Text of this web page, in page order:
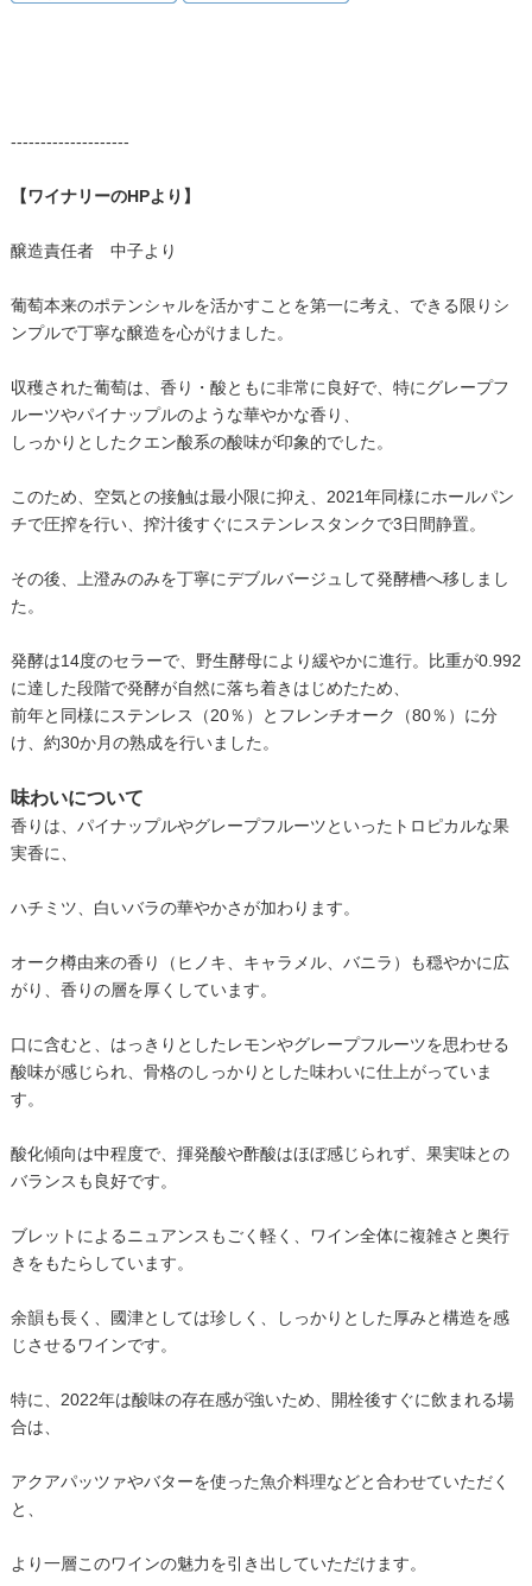
--------------------
【ワイナリーのHPより】
醸造責任者 中子より
葡萄本来のポテンシャルを活かすことを第一に考え、できる限りシ
ンプルで丁寧な醸造を心がけました。
収穫された葡萄は、香り・酸ともに非常に良好で、特にグレープフ
ルーツやパイナップルのような華やかな香り、
しっかりとしたクエン酸系の酸味が印象的でした。
このため、空気との接触は最小限に抑え、2021年同様にホールパン
チで圧搾を行い、搾汁後すぐにステンレスタンクで3日間静置。
その後、上澄みのみを丁寧にデブルバージュして発酵槽へ移しまし
た。
発酵は14度のセラーで、野生酵母により緩やかに進行。比重が0.992
に達した段階で発酵が自然に落ち着きはじめたため、
前年と同様にステンレス（20％）とフレンチオーク（80％）に分
け、約30か月の熟成を行いました。
味わいについて
​ 香りは、パイナップルやグレープフルーツといったトロピカルな果
実香に、
ハチミツ、白いバラの華やかさが加わります。
オーク樽由来の香り（ヒノキ、キャラメル、バニラ）も穏やかに広
がり、香りの層を厚くしています。
​ 口に含むと、はっきりとしたレモンやグレープフルーツを思わせる
酸味が感じられ、骨格のしっかりとした味わいに仕上がっていま
す。
酸化傾向は中程度で、揮発酸や酢酸はほぼ感じられず、果実味との
バランスも良好です。
ブレットによるニュアンスもごく軽く、ワイン全体に複雑さと奥行
きをもたらしています。
余韻も長く、國津としては珍しく、しっかりとした厚みと構造を感
じさせるワインです。
​ 特に、2022年は酸味の存在感が強いため、開栓後すぐに飲まれる場
合は、
アクアパッツァやバターを使った魚介料理などと合わせていただく
と、
より一層このワインの魅力を引き出していただけます。